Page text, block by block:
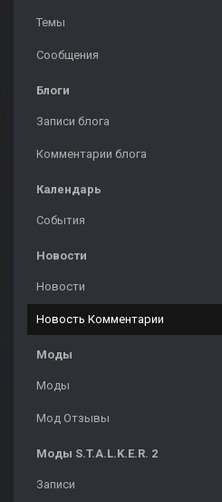
Темы
Сообщения
Блоги
Записи блога
Комментарии блога
Календарь
События
Новости
Новости
Новость Комментарии
Моды
Моды
Мод Отзывы
Моды S.T.A.L.K.E.R. 2
Записи